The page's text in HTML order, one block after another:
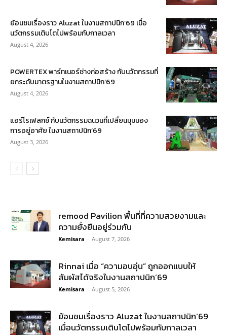
ย้อนชมเรื่องราว Aluzat ในงานสถาปนิก’69 เมื่อ
นวัตกรรมเติบโตไปพร้อมกับกาลเวลา
August 4, 2026
POWERTEX พาร์ทเนอร์ช่างก่อสร้าง กับนวัตกรรมที่
ยกระดับมาตรฐานในงานสถาปนิก’69
August 4, 2026
แอร์โรเฟลกซ์ กับนวัตกรรมฉนวนที่เปลี่ยนมุมมอง
การอยู่อาศัย ในงานสถาปนิก’69
August 3, 2026
remood Pavilion พื้นที่ที่ความสวยงามและ
ความยั่งยืนอยู่ร่วมกัน
Kemisara - August 7, 2026
Rinnai เมื่อ “ความอบอุ่น” ถูกออกแบบให้
สัมผัสได้จริงในงานสถาปนิก’69
Kemisara - August 5, 2026
ย้อนชมเรื่องราว Aluzat ในงานสถาปนิก’69
เมื่อนวัตกรรมเติบโตไปพร้อมกับกาลเวลา